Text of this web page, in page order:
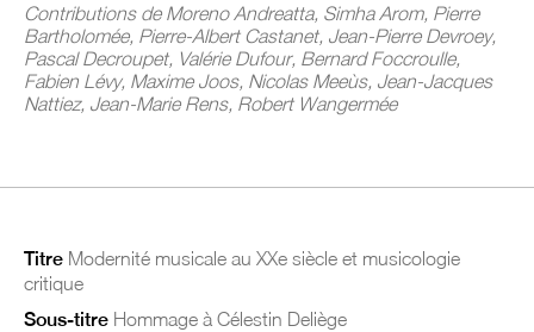
Contributions de Moreno Andreatta, Simha Arom, Pierre
Bartholomée, Pierre-Albert Castanet, Jean-Pierre Devroey,
Pascal Decroupet, Valérie Dufour, Bernard Foccroulle,
Fabien Lévy, Maxime Joos, Nicolas Meeùs, Jean-Jacques
Nattiez, Jean-Marie Rens, Robert Wangermée
Titre Modernité musicale au XXe siècle et musicologie
critique
Sous-titre Hommage à Célestin Deliège